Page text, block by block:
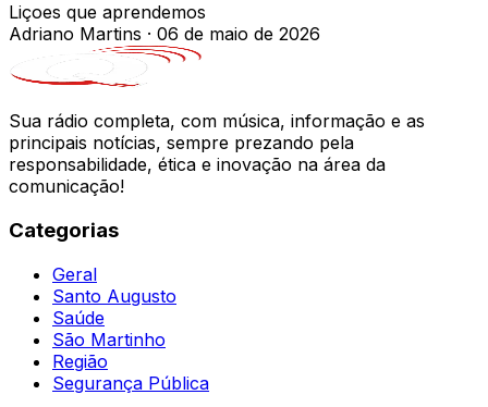
Liçoes que aprendemos
Adriano Martins · 06 de maio de 2026
Sua rádio completa, com música, informação e as
principais notícias, sempre prezando pela
responsabilidade, ética e inovação na área da
comunicação!
Categorias
Geral
Santo Augusto
Saúde
São Martinho
Região
Segurança Pública